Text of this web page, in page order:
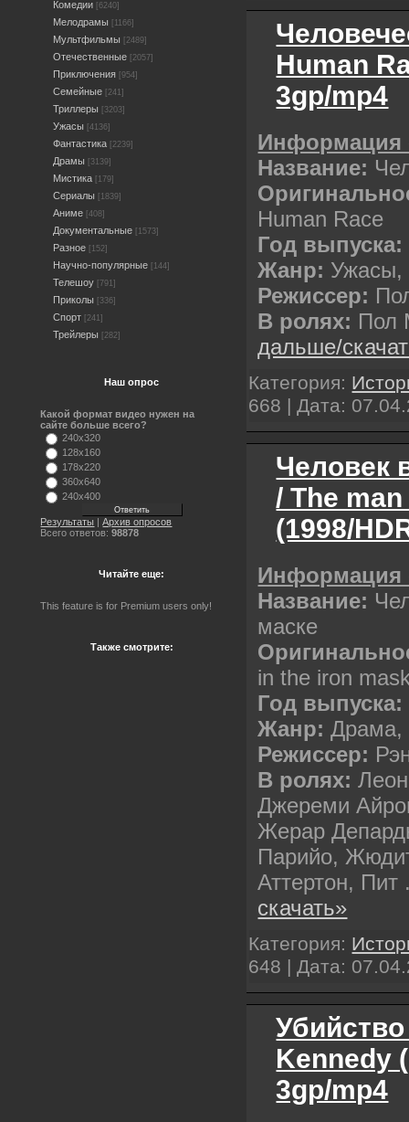
Комедии [6240]
Мелодрамы [1166]
Мультфильмы [2489]
Отечественные [2057]
Приключения [954]
Семейные [241]
Триллеры [3203]
Ужасы [4136]
Фантастика [2239]
Драмы [3139]
Мистика [179]
Сериалы [1839]
Аниме [408]
Документальные [1573]
Разное [152]
Научно-популярные [144]
Телешоу [791]
Приколы [336]
Спорт [241]
Трейлеры [282]
Наш опрос
Какой формат видео нужен на
сайте больше всего?
240x320
128x160
178x220
360x640
240x400
Результаты |Архив опросов
Всего ответов:98878
Читайте еще:
This feature is for Premium users only!
Также смотрите:
Human
3gp/mp4
Название:
Human Race
Год выпуска:
Жанр: Ужасы,
Режиссер:
В ролях: Пол
дальше/
Категория:
668 | Дата:
Человек
/ The
(1998/
Название:
маске
in the iron
Год выпуска:
Жанр: Драма,
Режиссер:
В ролях:
Джереми
Жерар
Парийо,
Аттертон, Пит
скачать»
Категория:
648 | Дата:
Kennedy
3gp/mp4